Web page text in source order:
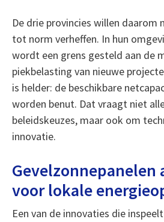
De drie provincies willen daarom
tot norm verheffen. In hun
wordt een grens gesteld aan de
piekbelasting van nieuwe
is helder: de beschikbare
worden benut. Dat vraagt niet
beleidskeuzes, maar ook om
innovatie.
Gevelzonnepanelen
voor lokale
Een van de innovaties die